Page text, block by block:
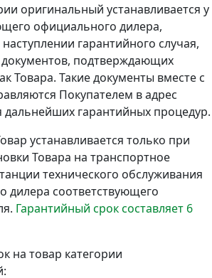
оригинальный устанавливается у
официального дилера,
гарантийного случая,
документов, подтверждающих
Товара. Такие документы вместе с
Покупателем в адрес
дальнейших гарантийных процедур.
устанавливается только при
Товара на транспортное
технического обслуживания
дилера соответствующего
Гарантийный срок составляет 6
на товар категории